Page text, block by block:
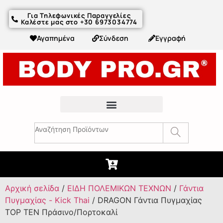
Για Τηλεφωνικές Παραγγελίες
Καλέστε μας στο +30 6973034774
Αγαπημένα Σύνδεση Εγγραφή
Αρχική σελίδα / ΕΙΔΗ ΠΟΛΕΜΙΚΩΝ ΤΕΧΝΩΝ / Γάντια
Πυγμαχίας - Kick Thai / DRAGON Γάντια Πυγμαχίας
TOP TEN Πράσινο/Πορτοκαλί